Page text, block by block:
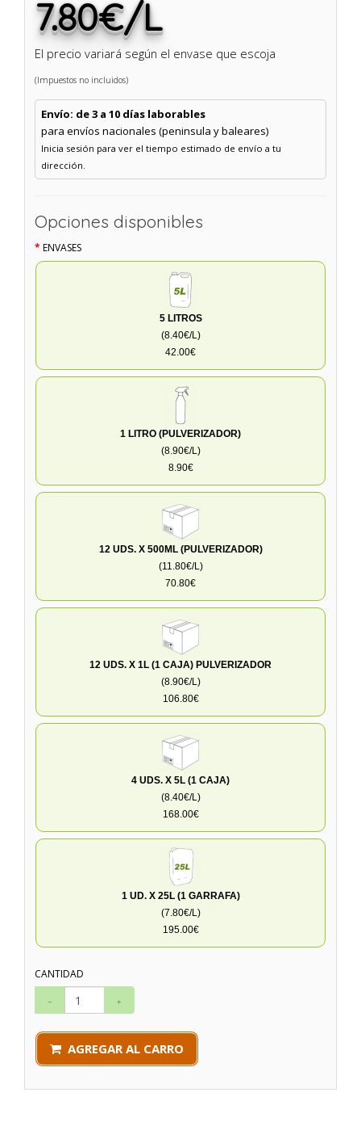
7.80€/L
El precio variará según el envase que escoja
(Impuestos no incluidos)
Envío: de 3 a 10 días laborables
para envíos nacionales (peninsula y baleares)
Inicia sesión para ver el tiempo estimado de envío a tu
dirección.
Opciones disponibles
ENVASES
5 LITROS
(8.40€/L)
42.00€
1 LITRO (PULVERIZADOR)
(8.90€/L)
8.90€
12 UDS. X 500ML (PULVERIZADOR)
(11.80€/L)
70.80€
12 UDS. X 1L (1 CAJA) PULVERIZADOR
(8.90€/L)
106.80€
4 UDS. X 5L (1 CAJA)
(8.40€/L)
168.00€
1 UD. X 25L (1 GARRAFA)
(7.80€/L)
195.00€
CANTIDAD
AGREGAR AL CARRO